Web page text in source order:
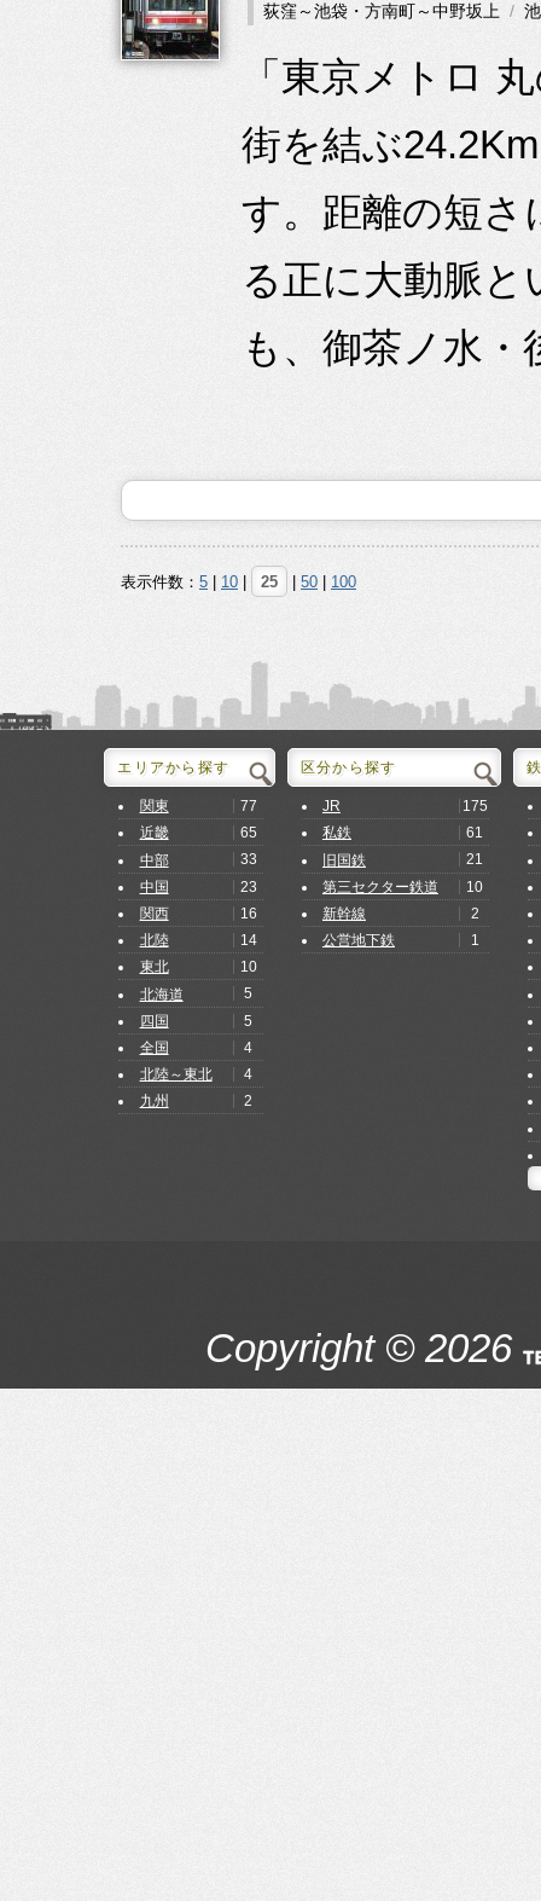
荻窪～池袋・方南町～中野坂上
「東京メトロ
街を結ぶ
す。距離の短さ
る正に大動脈
も、御茶ノ水・
表示件数： 5 10 25 50 100
エリアから探す
関東
77
近畿
65
中部
33
中国
23
関西
16
北陸
14
東北
10
北海道
5
四国
5
全国
4
北陸～東北
4
九州
2
区分から探す
JR
175
私鉄
61
旧国鉄
21
第三セクター鉄道
10
新幹線
2
公営地下鉄
1
Copyright © 2026